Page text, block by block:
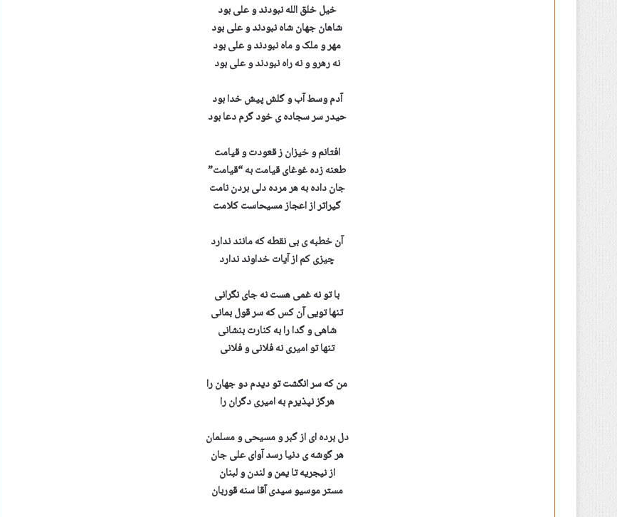
خیل خلق الله نبودند و علی بود
شاهان جهان شاه نبودند و علی بود
مهر و ملک و ماه نبودند و علی بود
نه رهرو و نه راه نبودند و علی بود
آدم وسط آب و گلش پیش خدا بود
حیدر سر سجاده ی خود گرم دعا بود
افتانم و خیزان ز قعودت و قیامت
طعنه زده غوغای قیامت به “قیامت”
جان داده به هر مرده دلی بردن نامت
گیراتر از اعجاز مسیحاست کلامت
آن خطبه ی بی نقطه که مانند ندارد
چیزی کم از آیات خداوند ندارد
با تو نه غمی هست نه جای نگرانی
تنها تویی آن کس که سر قول بمانی
شاهی و گدا را به کنارت بنشانی
تنها تو امیری نه فلانی و فلانی
من که سر انگشت تو دیدم دو جهان را
هرگز نپذیرم به امیری دگران را
دل برده ای از گبر و مسیحی و مسلمان
هر گوشه ی دنیا رسد آوای علی جان
از نیجریه تا یمن و لندن و لبنان
مستر موسیو سیدی آقا سنه قوربان